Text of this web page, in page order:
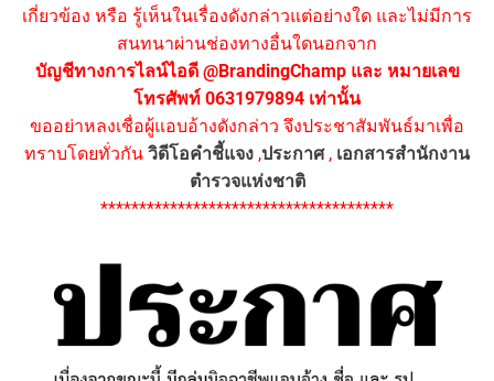
เกี่ยวข้อง หรือ รู้เห็นในเรื่องดังกล่าวแต่อย่างใด และไม่มีการ
สนทนาผ่านช่องทางอื่นใดนอกจาก
บัญชีทางการไลน์ไอดี @BrandingChamp และ หมายเลข
โทรศัพท์ 0631979894 เท่านั้น
ขออย่าหลงเชื่อผู้แอบอ้างดังกล่าว จึงประชาสัมพันธ์มาเพื่อ
ทราบโดยทั่วกัน วิดีโอคำชี้แจง ,ประกาศ, เอกสารสำนักงาน
ตำรวจแห่งชาติ
**************************************